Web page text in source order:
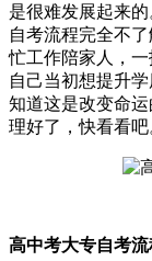
是很难发展起来
自考流程完全不
忙工作陪家人，
自己当初想提升
知道这是改变命
理好了，快看看吧
高中考大专自考